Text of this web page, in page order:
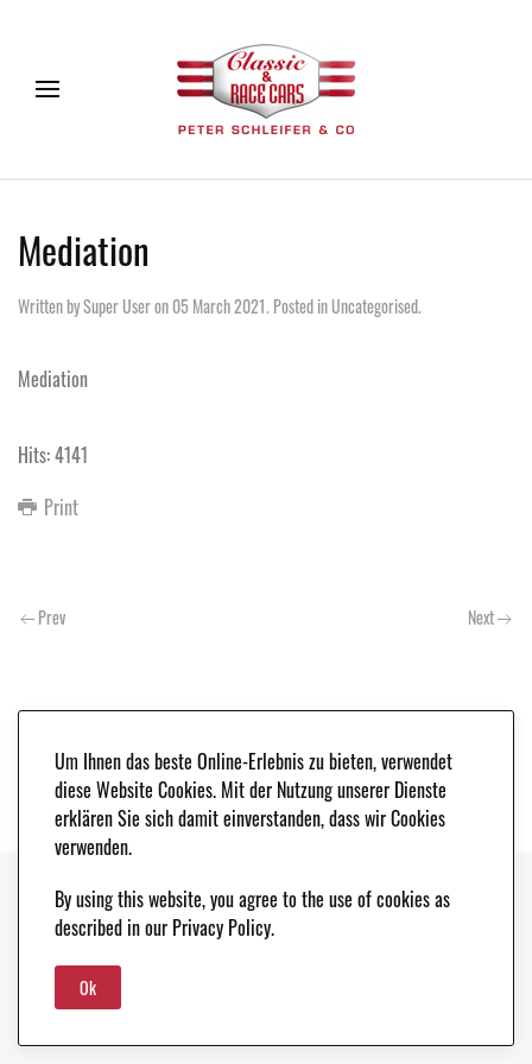
Mediation
Written by Super User on05 March 2021. Posted inUncategorised.
Mediation
Hits: 4141
Print
Prev Next
Copyright © 2021. Classic & Race Cars - Peter Schleifer & Co. |LEGAL NOTICE
DATA PROTECTION
Um Ihnen das beste Online-Erlebnis zu bieten, verwendet
diese Website Cookies. Mit der Nutzung unserer Dienste
erklären Sie sich damit einverstanden, dass wir Cookies
verwenden.
By using this website, you agree to the use of cookies as
described in our Privacy Policy.
Ok